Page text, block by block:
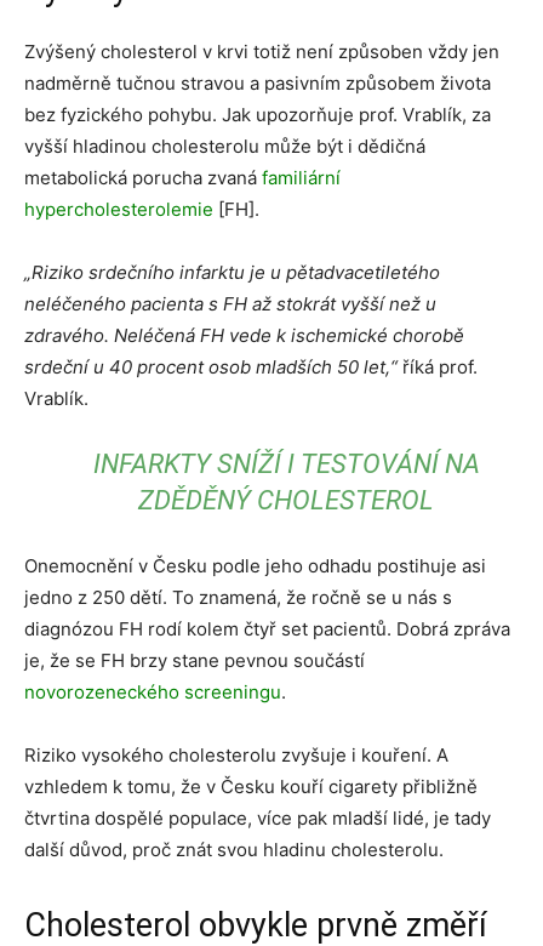
Zvýšený cholesterol v krvi totiž není způsoben vždy jen
nadměrně tučnou stravou a pasivním způsobem života
bez fyzického pohybu. Jak upozorňuje prof. Vrablík, za
vyšší hladinou cholesterolu může být i dědičná
metabolická porucha zvaná familiární
hypercholesterolemie [FH].
„Riziko srdečního infarktu je u pětadvacetiletého
neléčeného pacienta s FH až stokrát vyšší než u
zdravého. Neléčená FH vede k ischemické chorobě
srdeční u 40 procent osob mladších 50 let,“říká prof.
Vrablík.
INFARKTY SNÍŽÍ I TESTOVÁNÍ NA
ZDĚDĚNÝ CHOLESTEROL
Onemocnění v Česku podle jeho odhadu postihuje asi
jedno z 250 dětí. To znamená, že ročně se u nás s
diagnózou FH rodí kolem čtyř set pacientů. Dobrá zpráva
je, že se FH brzy stane pevnou součástí
novorozeneckého screeningu.
Riziko vysokého cholesterolu zvyšuje i kouření. A
vzhledem k tomu, že v Česku kouří cigarety přibližně
čtvrtina dospělé populace, více pak mladší lidé, je tady
další důvod, proč znát svou hladinu cholesterolu.
Cholesterol obvykle prvně změří